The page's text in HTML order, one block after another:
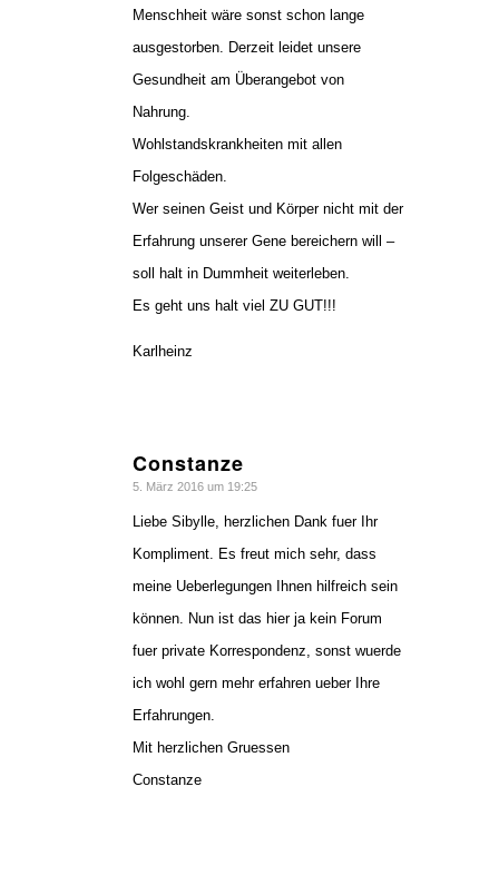
Menschheit wäre sonst schon lange
ausgestorben. Derzeit leidet unsere
Gesundheit am Überangebot von
Nahrung.
Wohlstandskrankheiten mit allen
Folgeschäden.
Wer seinen Geist und Körper nicht mit der
Erfahrung unserer Gene bereichern will –
soll halt in Dummheit weiterleben.
Es geht uns halt viel ZU GUT!!!
Karlheinz
Constanze
sagte:
5. März 2016 um 19:25
Liebe Sibylle, herzlichen Dank fuer Ihr
Kompliment. Es freut mich sehr, dass
meine Ueberlegungen Ihnen hilfreich sein
können. Nun ist das hier ja kein Forum
fuer private Korrespondenz, sonst wuerde
ich wohl gern mehr erfahren ueber Ihre
Erfahrungen.
Mit herzlichen Gruessen
Constanze